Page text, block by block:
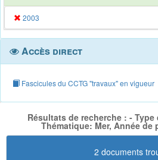
2003
Accès direct
Fascicules du CCTG "travaux" en vigueur
Résultats de recherche : -
Thématique: Mer, Année de
2 documents